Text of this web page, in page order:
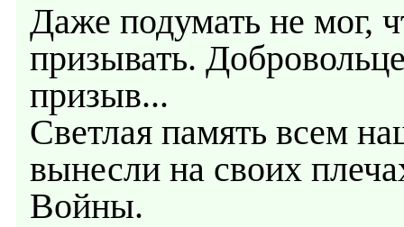
Даже подумать не мог,
призывать.
призыв...
Светлая память всем
вынесли на своих
Войны.